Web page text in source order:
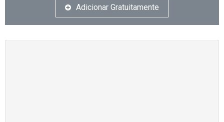
Adicionar Gratuitamente